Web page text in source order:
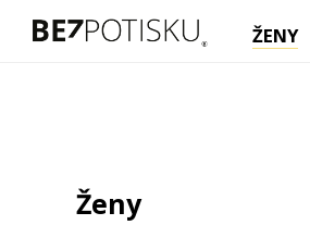
ŽENY
Ženy